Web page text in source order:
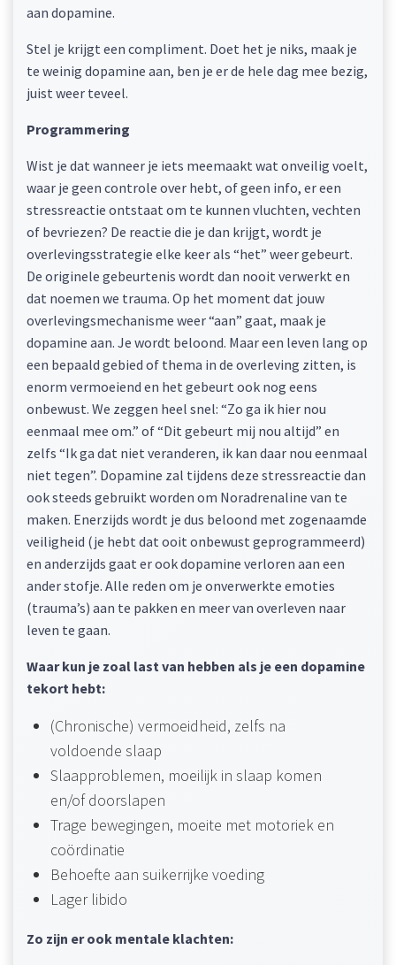
aan dopamine.
Stel je krijgt een compliment. Doet het je niks, maak je
te weinig dopamine aan, ben je er de hele dag mee bezig,
juist weer teveel.
Programmering
Wist je dat wanneer je iets meemaakt wat onveilig voelt,
waar je geen controle over hebt, of geen info, er een
stressreactie ontstaat om te kunnen vluchten, vechten
of bevriezen? De reactie die je dan krijgt, wordt je
overlevingsstrategie elke keer als “het” weer gebeurt.
De originele gebeurtenis wordt dan nooit verwerkt en
dat noemen we trauma. Op het moment dat jouw
overlevingsmechanisme weer “aan” gaat, maak je
dopamine aan. Je wordt beloond. Maar een leven lang op
een bepaald gebied of thema in de overleving zitten, is
enorm vermoeiend en het gebeurt ook nog eens
onbewust. We zeggen heel snel: “Zo ga ik hier nou
eenmaal mee om.” of “Dit gebeurt mij nou altijd” en
zelfs “Ik ga dat niet veranderen, ik kan daar nou eenmaal
niet tegen”. Dopamine zal tijdens deze stressreactie dan
ook steeds gebruikt worden om Noradrenaline van te
maken. Enerzijds wordt je dus beloond met zogenaamde
veiligheid (je hebt dat ooit onbewust geprogrammeerd)
en anderzijds gaat er ook dopamine verloren aan een
ander stofje. Alle reden om je onverwerkte emoties
(trauma’s) aan te pakken en meer van overleven naar
leven te gaan.
Waar kun je zoal last van hebben als je een dopamine
tekort hebt:
(Chronische) vermoeidheid, zelfs na
voldoende slaap
Slaapproblemen, moeilijk in slaap komen
en/of doorslapen
Trage bewegingen, moeite met motoriek en
coördinatie
Behoefte aan suikerrijke voeding
Lager libido
Zo zijn er ook mentale klachten: